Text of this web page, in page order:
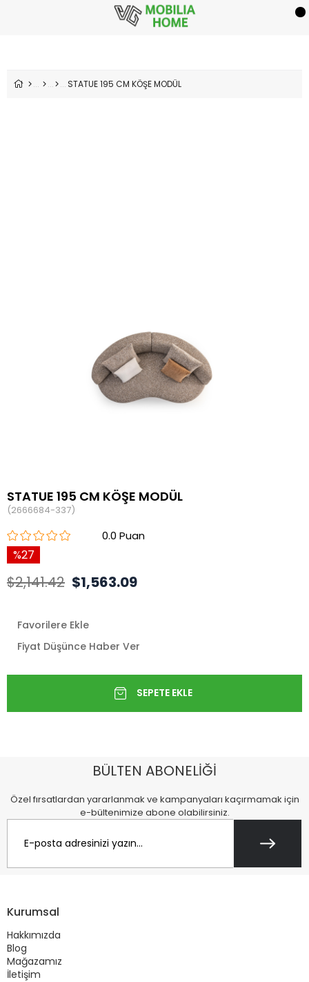
STATUE 195 CM KÖŞE MODÜL
STATUE 195 CM KÖŞE MODÜL
(2666684-337)
0.0
27
$2,141.42 $1,563.09
Favorilere Ekle
Fiyat Düşünce Haber Ver
BÜLTEN ABONELİĞİ
Özel fırsatlardan yararlanmak ve kampanyaları kaçırmamak için
e-bültenimize abone olabilirsiniz.
Kurumsal
Hakkımızda
Blog
Mağazamız
İletişim